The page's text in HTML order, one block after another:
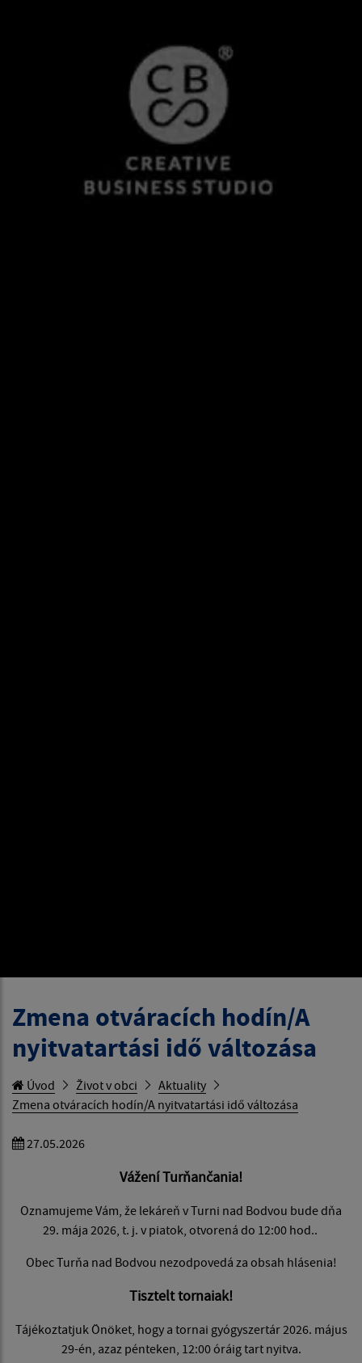
Zmena otváracích hodín/A
nyitvatartási idő változása
Úvod Život v obci
Aktuality
Zmena otváracích hodín/A nyitvatartási idő változása
27.05.2026
Vážení Turňančania!
Oznamujeme Vám, že lekáreň v Turni nad Bodvou bude dňa
29. mája 2026, t. j. v piatok, otvorená do 12:00 hod..
Obec Turňa nad Bodvou nezodpovedá za obsah hlásenia!
Tisztelt tornaiak!
Tájékoztatjuk Önöket, hogy a tornai gyógyszertár 2026. május
29-én, azaz pénteken, 12:00 óráig tart nyitva.